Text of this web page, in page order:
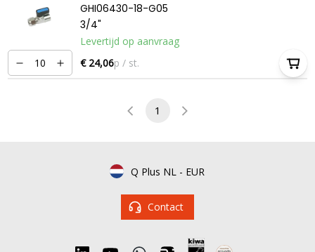
GHI06430-18-G05
3/4"
Levertijd op aanvraag
€ 24,06p / st.
1
Q Plus NL - EUR
Contact